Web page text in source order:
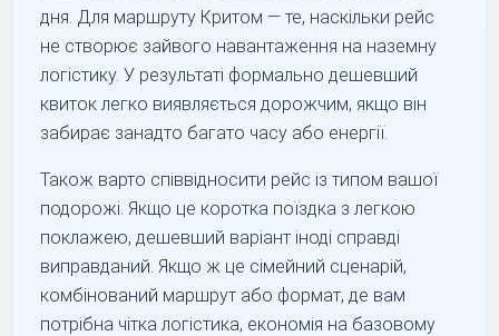
дня. Для маршруту Критом — те, наскільки рейс
не створює зайвого навантаження на наземну
логістику. У результаті формально дешевший
квиток легко виявляється дорожчим, якщо він
забирає занадто багато часу або енергії.
Також варто співвідносити рейс із типом вашої
подорожі. Якщо це коротка поїздка з легкою
поклажею, дешевший варіант іноді справді
виправданий. Якщо ж це сімейний сценарій,
комбінований маршрут або формат, де вам
потрібна чітка логістика, економія на базовому